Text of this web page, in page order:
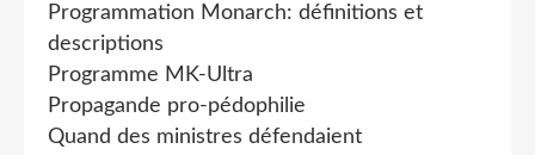
Programmation Monarch: définitions et
descriptions
Programme MK-Ultra
Propagande pro-pédophilie
Quand des ministres défendaient